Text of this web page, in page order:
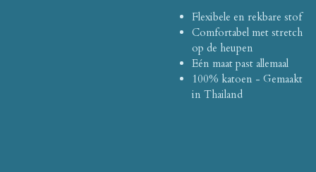
Flexibele en rekbare stof
Comfortabel met stretch
op de heupen
Eén maat past allemaal
100% katoen - Gemaakt
in Thailand